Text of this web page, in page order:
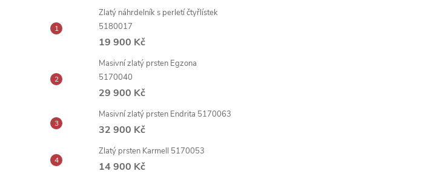
Zlatý náhrdelník s perletí čtyřlístek
5180017
19 900 Kč
Masivní zlatý prsten Egzona
5170040
29 900 Kč
Masivní zlatý prsten Endrita 5170063
32 900 Kč
Zlatý prsten Karmell 5170053
14 900 Kč